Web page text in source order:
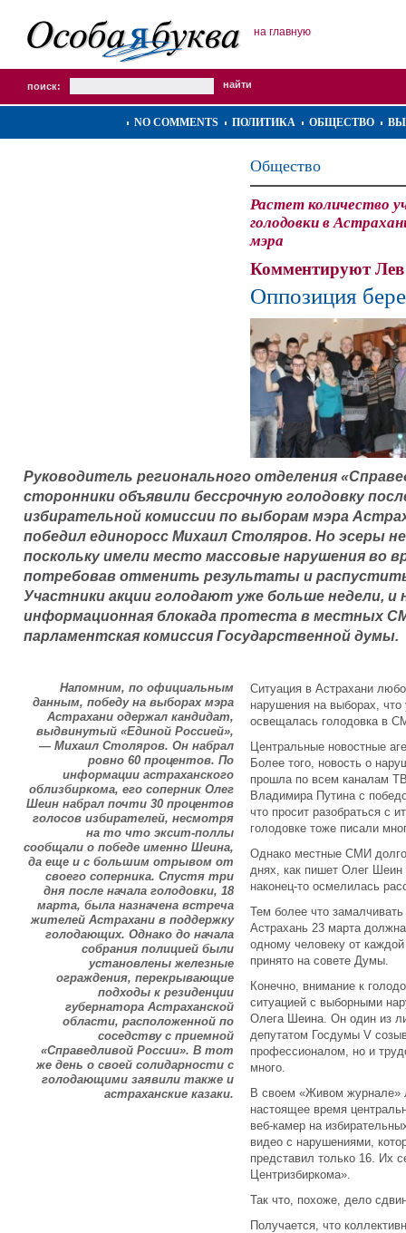
на главную
поиск:
NO COMMENTS ПОЛИТИКА ОБЩЕСТВО
Общество
Растет количество
голодовки в
мэра
Комментируют
Оппозиция
Руководитель регионального отделения
сторонники объявили бессрочную голодовку
избирательной комиссии по выборам мэра
победил единоросс Михаил Столяров. Но эсеры
поскольку имели место массовые нарушения во
потребовав отменить результаты и
Участники акции голодают уже больше недели, и
информационная блокада протеста в местных
парламентская комиссия Государственной думы.
Напомним, по официальным
данным, победу на выборах мэра
Астрахани одержал кандидат,
выдвинутый «Единой Россией»,
— Михаил Столяров. Он набрал
ровно 60 процентов. По
информации астраханского
облизбиркома, его соперник Олег
Шеин набрал почти 30 процентов
голосов избирателей, несмотря
на то что эксит-поллы
сообщали о победе именно Шеина,
да еще и с большим отрывом от
своего соперника. Спустя три
дня после начала голодовки, 18
марта, была назначена встреча
жителей Астрахани в поддержку
голодающих. Однако до начала
собрания полицией были
установлены железные
ограждения, перекрывающие
подходы к резиденции
губернатора Астраханской
области, расположенной по
соседству с приемной
«Справедливой России». В тот
же день о своей солидарности с
голодающими заявили также и
астраханские казаки.
Ситуация в Астрахани
нарушения на выборах, что
освещалась голодовка в
Центральные новостные
Более того, новость о
прошла по всем каналам
Владимира Путина с
что просит разобраться с
голодовке тоже писали
Однако местные СМИ
днях, как пишет Олег
наконец-то осмелилась
Тем более что
Астрахань 23 марта
одному человеку от
принято на совете Думы.
Конечно, внимание к
ситуацией с выборными
Олега Шеина. Он один из
депутатом Госдумы V
профессионалом, но и
много.
В своем «Живом журнале»
настоящее время
веб-камер на
видео с нарушениями,
представил только 16. Их
Центризбиркома».
Так что, похоже, дело
Получается, что